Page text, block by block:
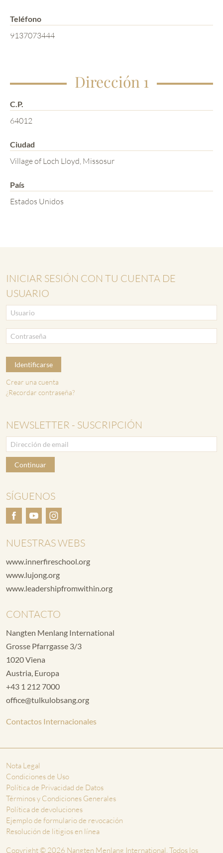
Teléfono
9137073444
Dirección 1
C.P.
64012
Ciudad
Village of Loch Lloyd, Missosur
País
Estados Unidos
INICIAR SESIÓN CON TU CUENTA DE
USUARIO
Identificarse
Crear una cuenta
¿Recordar contraseña?
NEWSLETTER - SUSCRIPCIÓN
Continuar
SÍGUENOS
NUESTRAS WEBS
www.innerfireschool.org
www.lujong.org
www.leadershipfromwithin.org
CONTACTO
Nangten Menlang International
Grosse Pfarrgasse 3/3
1020 Viena
Austria, Europa
+43 1 212 7000
office@tulkulobsang.org
Contactos Internacionales
Nota Legal
Condiciones de Uso
Política de Privacidad de Datos
Términos y Condiciones Generales
Política de devoluciones
Ejemplo de formulario de revocación
Resolución de litigios en línea
Copyright © 2026 Nangten Menlang International. Todos los